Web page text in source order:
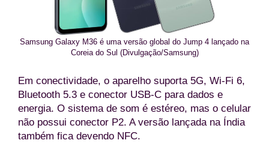
Samsung Galaxy M36 é uma versão global do Jump 4 lançado na
Coreia do Sul (Divulgação/Samsung)
Em conectividade, o aparelho suporta 5G, Wi-Fi 6,
Bluetooth 5.3 e conector USB-C para dados e
energia. O sistema de som é estéreo, mas o celular
não possui conector P2. A versão lançada na Índia
também fica devendo NFC.